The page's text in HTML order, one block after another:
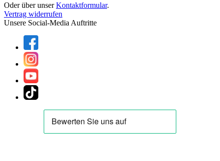
Oder über unserKontaktformular.
Vertrag widerrufen
Unsere Social-Media Auftritte